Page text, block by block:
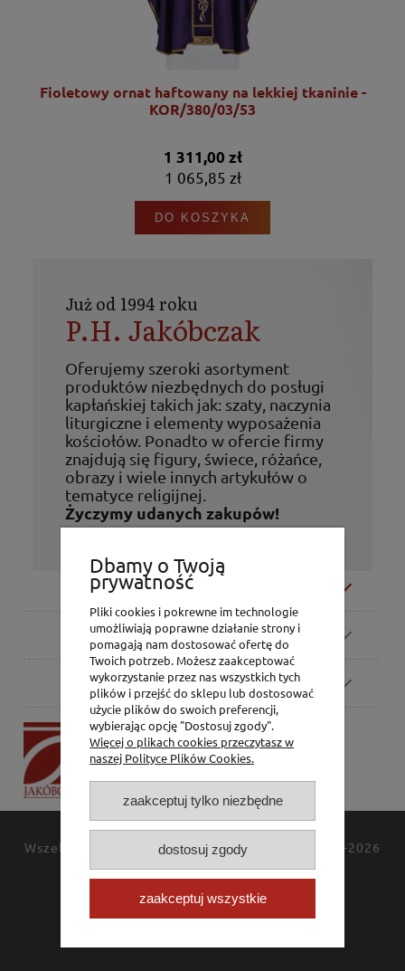
Fioletowy ornat haftowany na lekkiej tkaninie -
KOR/380/03/53
1 311,00 zł
1 065,85 zł
DO KOSZYKA
Już od 1994 roku
P.H. Jakóbczak
Oferujemy szeroki asortyment
produktów niezbędnych do posługi
kapłańskiej takich jak: szaty, naczynia
liturgiczne i elementy wyposażenia
kościołów. Ponadto w ofercie firmy
znajdują się figury, świece, różańce,
obrazy i wiele innych artykułów o
tematyce religijnej.
Życzymy udanych zakupów!
Moje konto
Zamówienia
Pomoc
P.H. Jakóbczak
Dorota Jakóbczak
Bialska 2/4,
42-202 Częstochowa
Wszelkie prawa zastrzeżoneJAKÓBCZAK
© 1994-2026
Polityka prywatności
Kontakt
Dbamy o Twoją
prywatność
Pliki cookies i pokrewne im technologie
umożliwiają poprawne działanie strony i
pomagają nam dostosować ofertę do
Twoich potrzeb. Możesz zaakceptować
wykorzystanie przez nas wszystkich tych
plików i przejść do sklepu lub dostosować
użycie plików do swoich preferencji,
wybierając opcję "Dostosuj zgody".
Więcej o plikach cookies przeczytasz w
naszej Polityce Plików Cookies.
zaakceptuj tylko niezbędne
dostosuj zgody
zaakceptuj wszystkie